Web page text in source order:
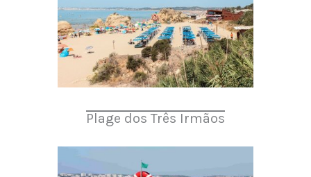
Plage dos Três Irmãos